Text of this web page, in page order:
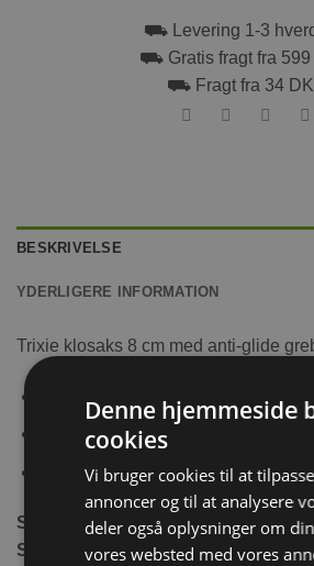
⛟ Levering 1-3
⛟ Gratis fragt fra 599
⛟ Fragt fra 34
BESKRIVELSE
YDERLIGERE INFORMATION
Trixie klosaks 8 cm med anti-glide
Rustfrit stål
Til Gnavere, små hunde, katte, og
Størrelse:8 cm
Sælges i ass. farver:Grøn og Blå
Denne hjemmeside
cookies
Vi bruger cookies til at
annoncer og til at analysere
deler også oplysninger om
vores websted med vores